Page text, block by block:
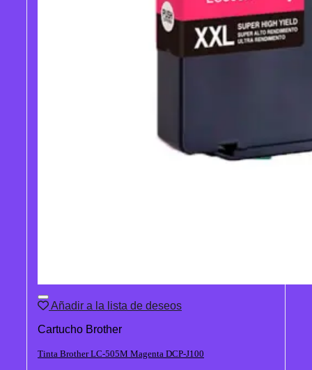
Añadir a la lista de deseos
Cartucho Brother
Tinta Brother LC-505M Magenta DCP-J100